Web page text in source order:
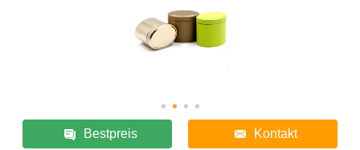
Bestpreis Kontakt